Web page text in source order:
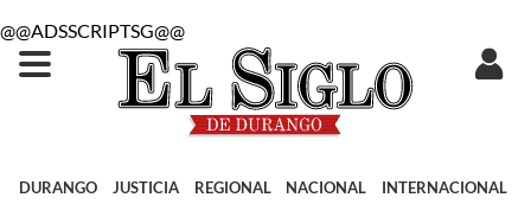
@@ADSSCRIPTSG@@
DURANGO JUSTICIA REGIONAL NACIONAL INTERNACIONAL